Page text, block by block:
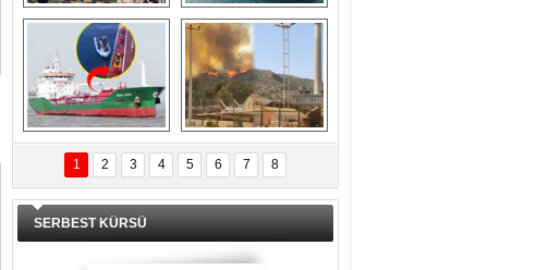
Çeksan Tersanesi,
Başaran Bayrak
tankerini suya
indirdi
TCG Anadolu,
tersane teknik
seyrini tamamladı
Göçmenlerin
imdadına Türk
sahipli MINA DENIZ
yetişti
Milas’taki yangın
yeniden termik
santrallere doğru
ilerliyor
1 2 3 4 5 6 7 8
SERBEST KÜRSÜ